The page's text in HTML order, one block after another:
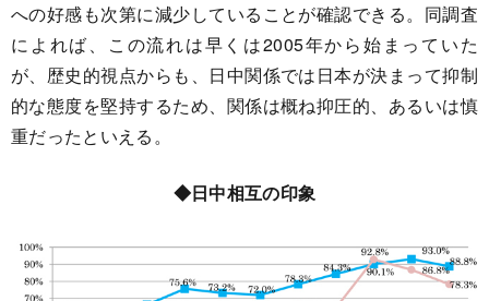
への好感も次第に減少していることが確認できる。同調査
によれば、この流れは早くは2005年から始まっていた
が、歴史的視点からも、日中関係では日本が決まって抑制
的な態度を堅持するため、関係は概ね抑圧的、あるいは慎
重だったといえる。
◆日中相互の印象